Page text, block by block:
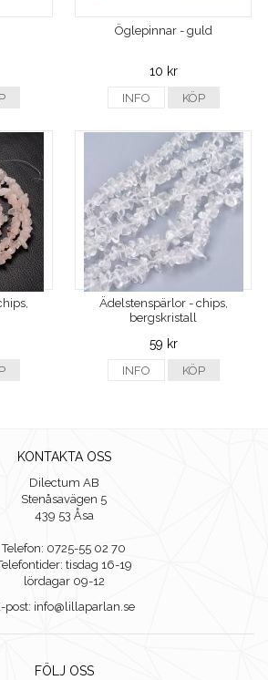
Öglepinnar - guld
10 kr
INFO KÖP
Ädelstenspärlor - chips,
bergskristall
59 kr
INFO KÖP
KONTAKTA OSS
Dilectum AB
Stenåsavägen 5
439 53 Åsa
Telefon: 0725-55 02 70
tisdag 16-19
lördagar 09-12
post: info@lillaparlan.se
FÖLJ OSS